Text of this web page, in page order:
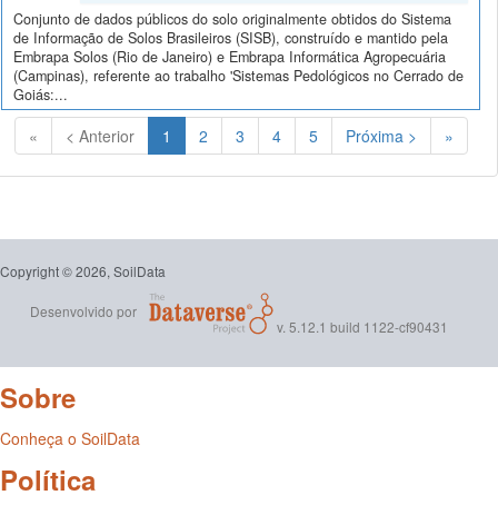
Conjunto de dados públicos do solo originalmente obtidos do Sistema
de Informação de Solos Brasileiros (SISB), construído e mantido pela
Embrapa Solos (Rio de Janeiro) e Embrapa Informática Agropecuária
(Campinas), referente ao trabalho 'Sistemas Pedológicos no Cerrado de
Goiás:...
« < Anterior 1 (Atual)
2 3 4 5 Próxima > »
Copyright © 2026, SoilData
Desenvolvido por
v. 5.12.1 build 1122-cf90431
Sobre
Conheça o SoilData
Política